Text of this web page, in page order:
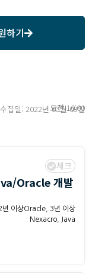
하기
집일: 2022년 03월 09일
오전 10:00
체크
Oracle 개발
년 이상Oracle
3년 이상
Nexacro
Java